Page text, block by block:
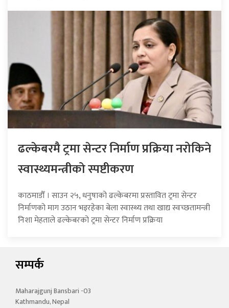
ढल्केबरमै ट्रमा सेन्टर निर्माण प्रक्रिया नरोकिने
स्वास्थ्यमन्त्रीको स्पष्टीकरण
काठमाडौँ । साउन २५, धनुषाको ढल्केबरमा प्रस्तावित ट्रमा सेन्टर
निर्माणको माग उठान भइरहेका बेला स्वास्थ्य तथा खाद्य स्वच्छतामन्त्री
निशा मेहताले ढल्केबरको ट्रमा सेन्टर निर्माण प्रक्रिया
सम्पर्क
Maharajgunj Bansbari -03
Kathmandu, Nepal